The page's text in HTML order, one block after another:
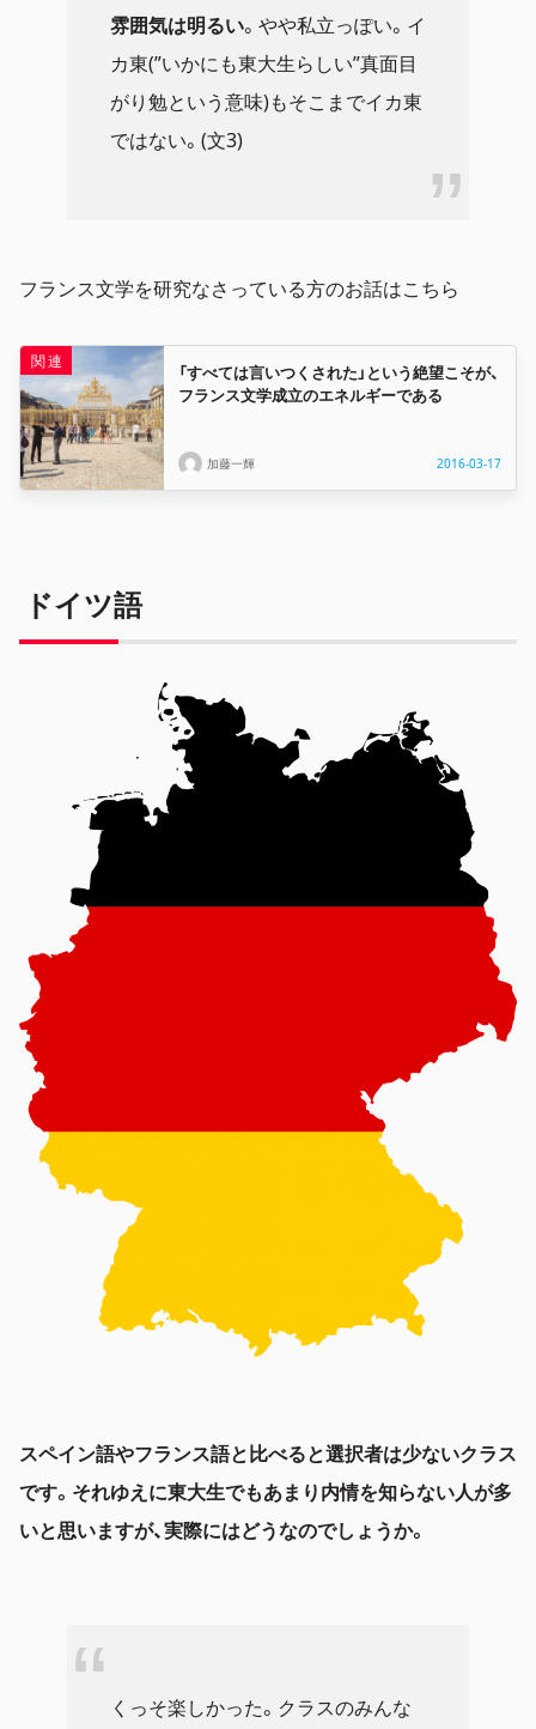
雰囲気は明るい。やや私立っぽい。イ
カ東(”いかにも東大生らしい”真面目
がり勉という意味)もそこまでイカ東
ではない。(文3)
フランス文学を研究なさっている方のお話はこちら
「すべては言いつくされた」という絶望こそが、
フランス文学成立のエネルギーである
加藤一輝 2016-03-17
ドイツ語
スペイン語やフランス語と比べると選択者は少ないクラス
です。それゆえに東大生でもあまり内情を知らない人が多
いと思いますが、実際にはどうなのでしょうか。
くっそ楽しかった。クラスのみんな